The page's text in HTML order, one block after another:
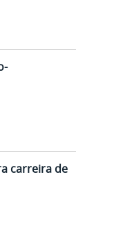
carreira de